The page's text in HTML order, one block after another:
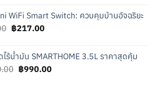
฿2,990.00.฿990.00.
WiFi Smart Switch: ควบคุมบ้านอัจฉริยะ
Original
was:
฿317.00.
฿217.00Current
฿217.00.
ร้น้ำมัน SMARTHOME 3.5L ราคาสุดคุ้ม
Original
฿990.00Current